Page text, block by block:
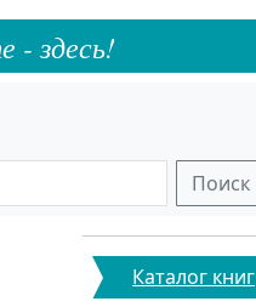
- здесь!
Поиск
Каталог книг